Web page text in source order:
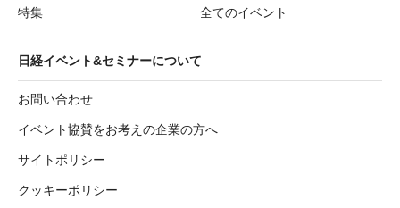
特集
全てのイベント
日経イベント&セミナーについて
お問い合わせ
イベント協賛をお考えの企業の方へ
サイトポリシー
クッキーポリシー